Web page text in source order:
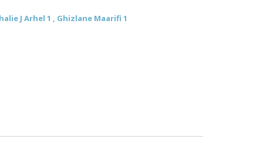
J Arhel 1 , Ghizlane Maarifi 1